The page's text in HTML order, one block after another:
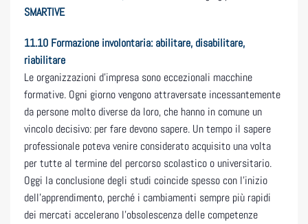
SMARTIVE
11.10 Formazione involontaria: abilitare, disabilitare,
riabilitare
Le organizzazioni d’impresa sono eccezionali macchine
formative. Ogni giorno vengono attraversate incessantemente
da persone molto diverse da loro, che hanno in comune un
vincolo decisivo: per fare devono sapere. Un tempo il sapere
professionale poteva venire considerato acquisito una volta
per tutte al termine del percorso scolastico o universitario.
Oggi la conclusione degli studi coincide spesso con l’inizio
dell’apprendimento, perché i cambiamenti sempre più rapidi
dei mercati accelerano l’obsolescenza delle competenze